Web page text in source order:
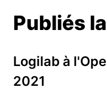
Publiés
Logilab à
2021